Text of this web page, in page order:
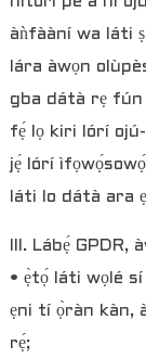
àǹfààní wa láti
lára ​​àwọn
gba dátà rẹ fún
fẹ́ lọ kiri lórí
jẹ́ lórí
láti lo dátà ara
III. Lábẹ́ GPDR,
• ẹ̀tọ́ láti wọlé
ẹni tí ọ̀ràn kàn,
rẹ́;